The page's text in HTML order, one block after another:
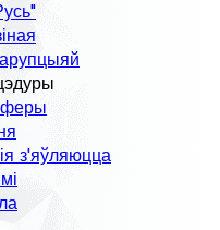
з'яўляюцца